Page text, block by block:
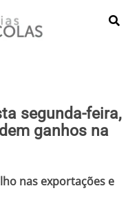
segunda-feira,
ganhos na
nas exportações e